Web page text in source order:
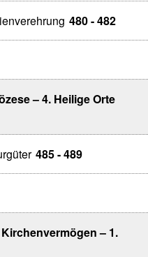
480 - 482
– 4. Heilige Orte
485 - 489
– 1.